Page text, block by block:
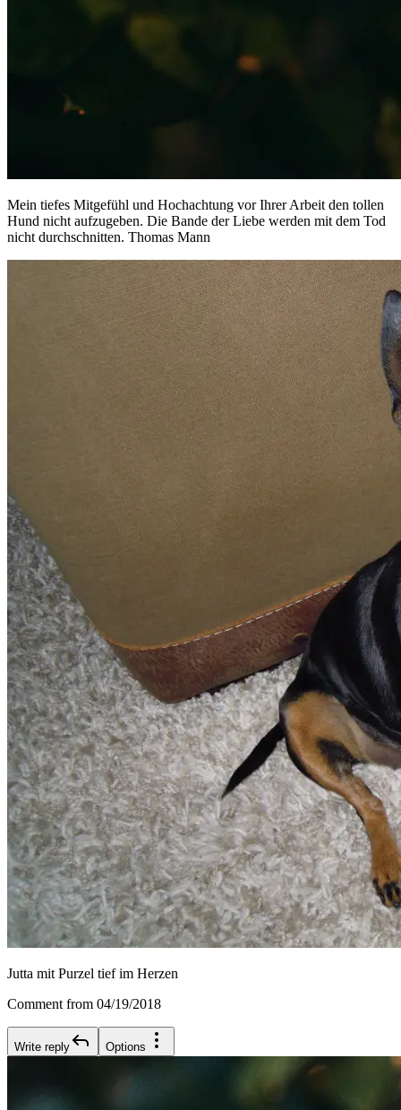
Mein tiefes Mitgefühl und Hochachtung vor Ihrer Arbeit den tollen
Hund nicht aufzugeben. Die Bande der Liebe werden mit dem Tod
nicht durchschnitten. Thomas Mann
Jutta mit Purzel tief im Herzen
Comment from 04/19/2018
Write reply Options